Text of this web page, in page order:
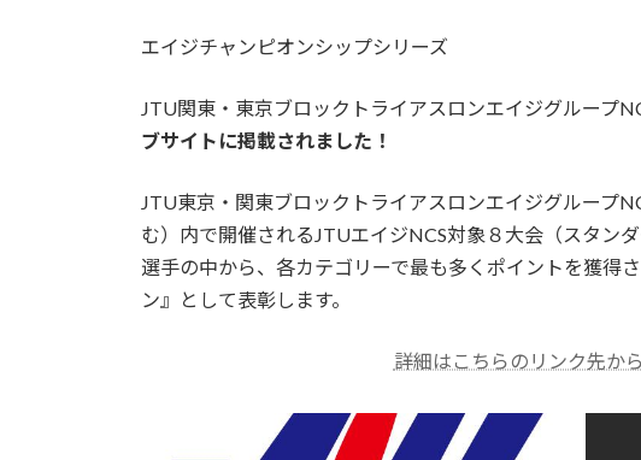
エイジチャンピオンシップシリーズ
JTU関東・東京ブロックトライアスロンエイジグループ
ブサイトに掲載されました！
JTU東京・関東ブロックトライアスロンエイジグループ
む）内で開催されるJTUエイジNCS対象８大会（スタン
選手の中から、各カテゴリーで最も多くポイントを獲得
ン』として表彰します。
詳細はこちらのリンク先か